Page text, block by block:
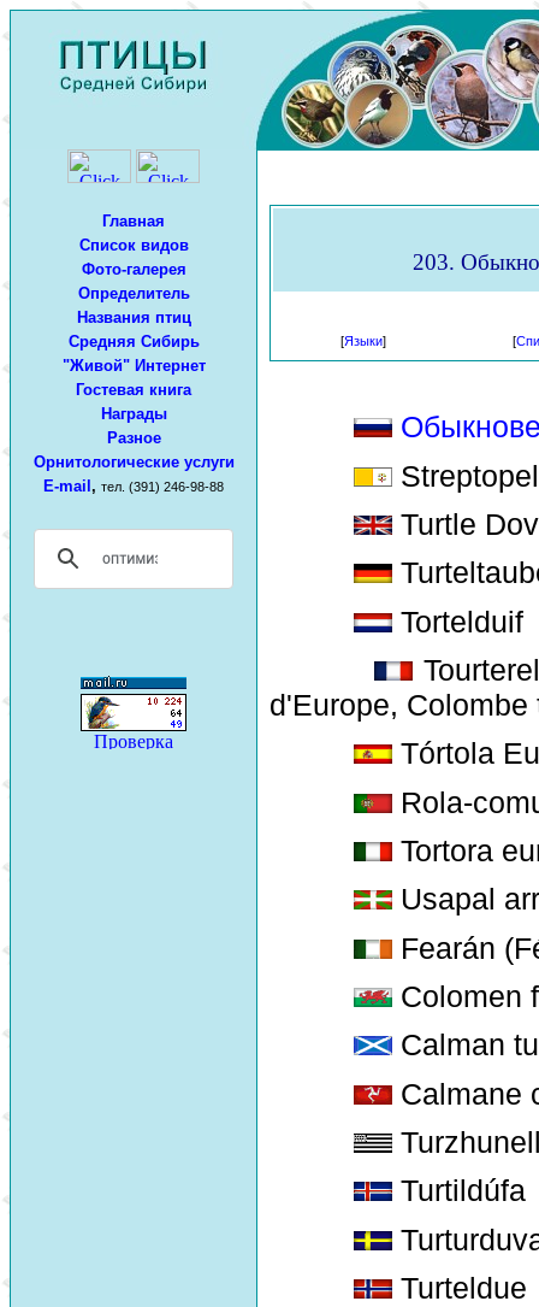
Главная
Список видов
Фото-галерея
Определитель
Названия птиц
Средняя Сибирь
"Живой" Интернет
Гостевая книга
Награды
Разное
Орнитологические услуги
E-mail , тел. (391) 246-98-88
203.
[Языки] [
Turtle
Tortelduif
d'Europe, Colombe
Tórtola
Rola-
Tortora
Usapal
Fearán
Colomen
Calman
Calmane
Turtildúfa
Turteldue